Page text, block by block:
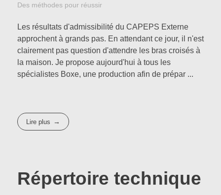
Haltérophilie
Divers
CONTACT
A PROPOS
Des méthodes pour réussir
Les résultats d'admissibilité du CAPEPS Externe
approchent à grands pas. En attendant ce jour, il n'est
clairement pas question d'attendre les bras croisés à
la maison. Je propose aujourd'hui à tous les
spécialistes Boxe, une production afin de prépar ...
Lire plus
Répertoire technique